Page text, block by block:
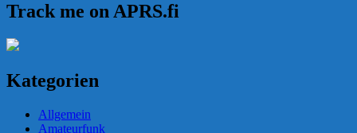
Track me on APRS.fi
Kategorien
Allgemein
Amateurfunk